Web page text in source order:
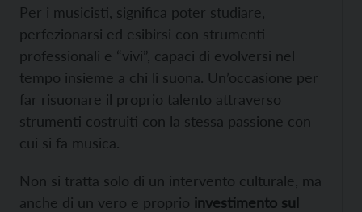
Per i musicisti, significa poter studiare,
perfezionarsi ed esibirsi con strumenti
professionali e “vivi”, capaci di evolversi nel
tempo insieme a chi li suona. Un’occasione per
far risuonare il proprio talento attraverso
strumenti costruiti con la stessa passione con
cui si fa musica.
Non si tratta solo di un intervento culturale, ma
anche di un vero e proprio investimento sul